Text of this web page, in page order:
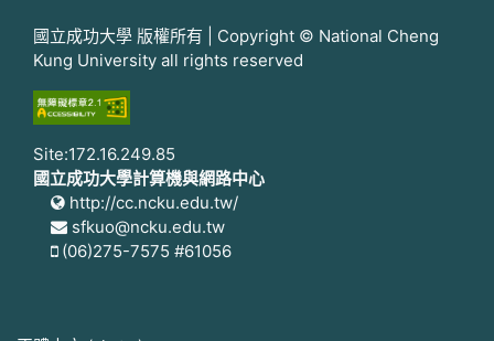
國立成功大學 版權所有 | Copyright © National Cheng
Kung University all rights reserved
Site:172.16.249.85
國立成功大學計算機與網路中心
http://cc.ncku.edu.tw/
sfkuo@ncku.edu.tw
(06)275-7575 #61056